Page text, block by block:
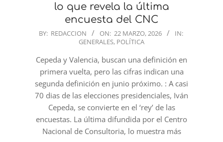
lo que revela la última
encuesta del CNC
2026-
22
BY: REDACCION ON: 22 MARZO, 2026
IN:
GENERALES, POLÍTICA
Cepeda y Valencia, buscan una definición en
primera vuelta, pero las cifras indican una
segunda definición en junio próximo. : A casi
70 dias de las elecciones presidenciales, Iván
Cepeda, se convierte en el ‘rey’ de las
encuestas. La última difundida por el Centro
Nacional de Consultoria, lo muestra más